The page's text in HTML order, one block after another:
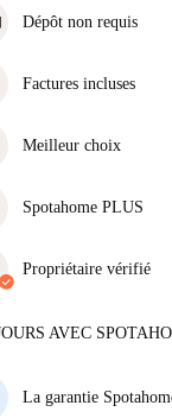
s'assurer que vous
En savoir plus sur la
Dépôt non requis
d'emménagement sans
Factures incluses
incluses, couvrant le
Meilleur choix
fantastiques, des
Spotahome PLUS
pour nos locataires en
sécurité les plus élevées
Propriétaire vérifié
Plus d'informations sur
AVEC
La garantie